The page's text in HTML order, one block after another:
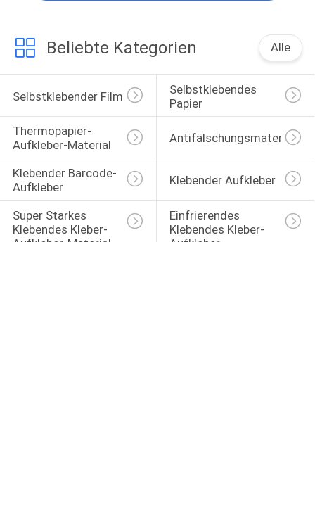
Beliebte Kategorien Alle
Selbstklebender Film
Selbstklebendes
Papier
Thermopapier-
Aufkleber-Material
Antifälschungsmaterialien
Klebender Barcode-
Aufkleber
Klebender Aufkleber
Super Starkes
Klebendes Kleber-
Aufkleber-Material
Einfrierendes
Klebendes Kleber-
Aufkleber-